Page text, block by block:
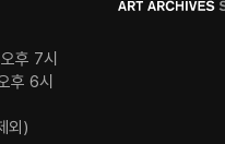
후 7시
후 6시
외)